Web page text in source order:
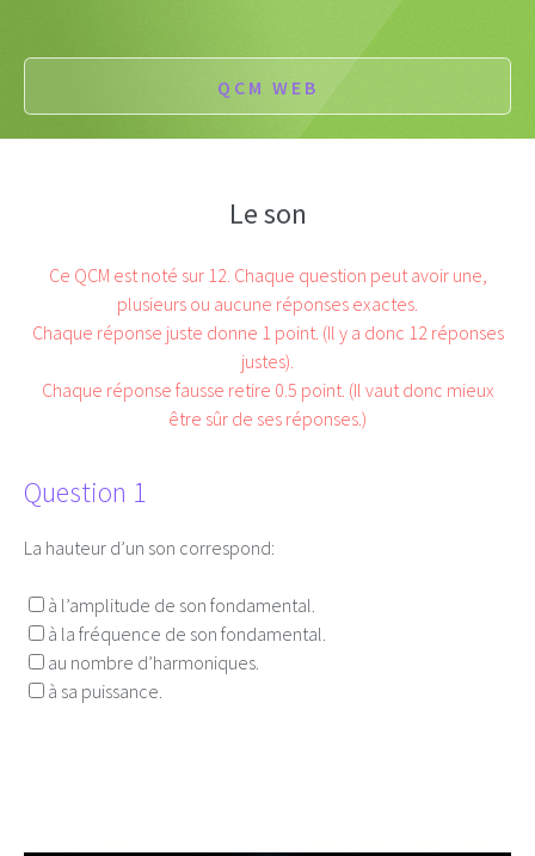
QCM WEB
Le son
Ce QCM est noté sur 12. Chaque question peut avoir une,
plusieurs ou aucune réponses exactes.
Chaque réponse juste donne 1 point. (Il y a donc 12 réponses
justes).
Chaque réponse fausse retire 0.5 point. (Il vaut donc mieux
être sûr de ses réponses.)
Question 1
La hauteur d’un son correspond:
à l’amplitude de son fondamental.
à la fréquence de son fondamental.
au nombre d’harmoniques.
à sa puissance.